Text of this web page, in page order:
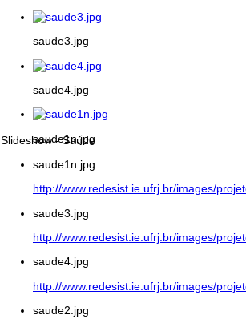
saude3.jpg
saude4.jpg
saude1n.jpg
Slideshow - Saúde
saude1n.jpg
http://www.redesist.ie.ufrj.br/images/
saude3.jpg
http://www.redesist.ie.ufrj.br/images/
saude4.jpg
http://www.redesist.ie.ufrj.br/images/
saude2.jpg